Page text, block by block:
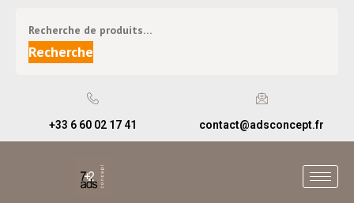
Recherche
+33 6 60 02 17 41 contact@adsconcept.fr